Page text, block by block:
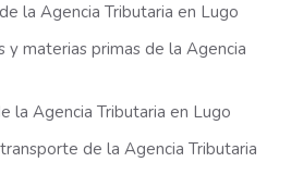
la Agencia Tributaria en Lugo
y materias primas de la Agencia
la Agencia Tributaria en Lugo
de la Agencia Tributaria